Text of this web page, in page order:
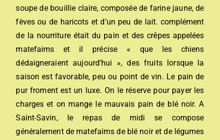
soupe de bouillie claire, composée de farine jaune, de
fèves ou de haricots et d’un peu de lait. complément
de la nourriture était du pain et des crêpes appelées
matefaims et il précise « que les chiens
dédaigneraient aujourd’hui », des fruits lorsque la
saison est favorable, peu ou point de vin. Le pain de
pur froment est un luxe. On le réserve pour payer les
charges et on mange le mauvais pain de blé noir. A
Saint-Savin, le repas de midi se compose
généralement de matefaims de blé noir et de légumes